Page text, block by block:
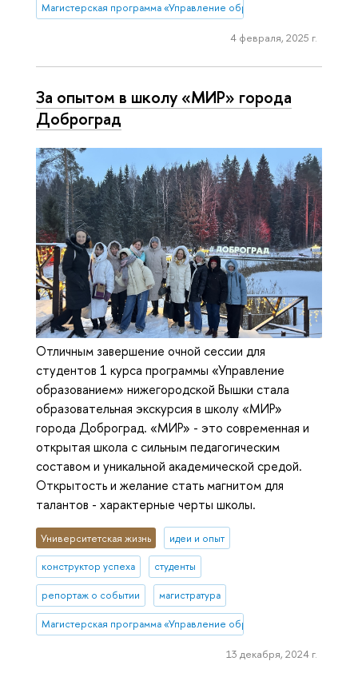
Магистерская программа «Управление образованием» (Нижний
4 февраля, 2025 г.
За опытом в школу «МИР» города
Доброград
Отличным завершение очной сессии для
студентов 1 курса программы «Управление
образованием» нижегородской Вышки стала
образовательная экскурсия в школу «МИР»
города Доброград. «МИР» - это современная и
открытая школа с сильным педагогическим
составом и уникальной академической средой.
Открытость и желание стать магнитом для
талантов - характерные черты школы.
Университетская жизнь идеи и опыт
конструктор успеха студенты
репортаж о событии магистратура
Магистерская программа «Управление образованием» (Нижний
13 декабря, 2024 г.